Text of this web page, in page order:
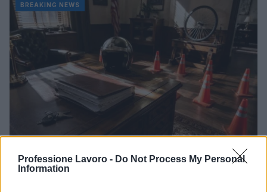
Professione Lavoro - Do Not Process My Personal
Information
BREAKING NEWS
Codice della strada 2026: tutte le modifiche in